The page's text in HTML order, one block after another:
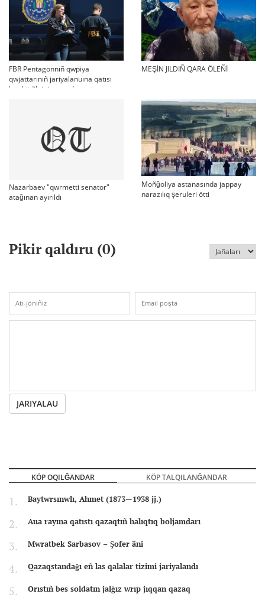
FBR Pentagonnıñ qwpiya
qwjattarınıñ jariyalanuına qatısı
bar küdiktini qamadı
MEŞİN JILDIÑ QARA ÖLEÑİ
Nazarbaev "qwrmetti senator"
atağınan ayırıldı
Moñğoliya astanasında jappay
narazılıq şeruleri ötti
Pikir qaldıru (0)
JARIYALAU
KÖP OQILĞANDAR KÖP TALQILANĞANDAR
Baytwrsınwlı, Ahmet (1873—1938 jj.)
Aua rayına qatıstı qazaqtıñ halıqtıq boljamdarı
Mwratbek Sarbasov – Şofer äni
Qazaqstandağı eñ las qalalar tizimi jariyalandı
Orıstıñ bes soldatın jalğız wrıp jıqqan qazaq